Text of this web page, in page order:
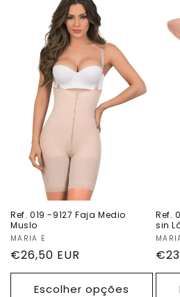
Ref. 019 -9127 Faja Medio
Muslo
Fornecedor:
MARIA E
Preço
normal
€26,50 EUR
Escolher opções
Ref.
sin